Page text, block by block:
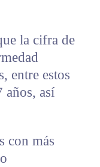
la cifra de
entre estos
años, así
con más